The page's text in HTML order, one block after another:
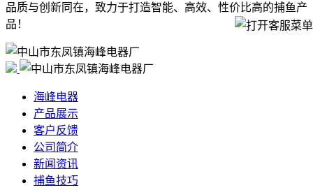
品质与创新同在，致力于打造智能、高效、性价比高的捕鱼产
品！
海峰电器
产品展示
客户反馈
公司简介
新闻资讯
捕鱼技巧